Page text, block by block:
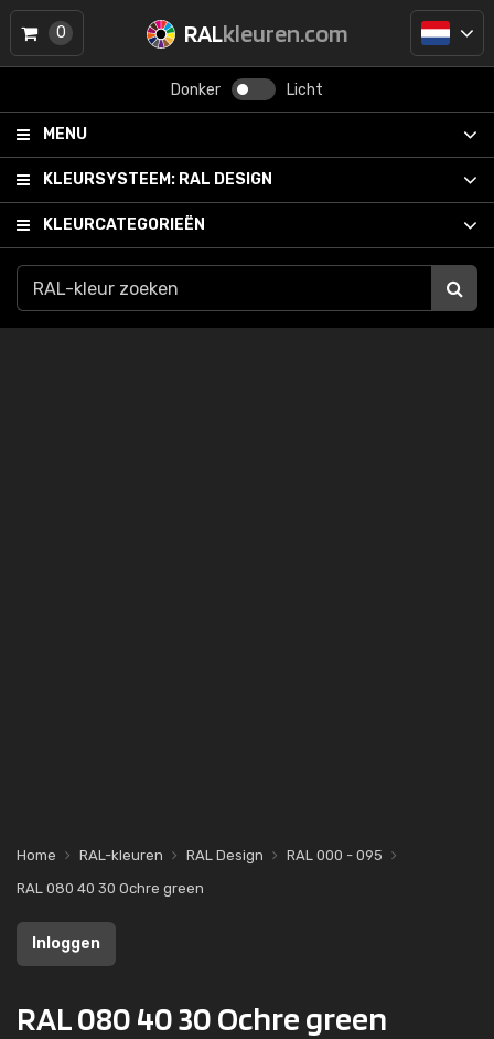
RALkleuren.com
Donker Licht
MENU
KLEURSYSTEEM: RAL DESIGN
KLEURCATEGORIEËN
0
Home RAL-kleuren RAL Design
RAL 000 - 095
RAL 080 40 30 Ochre green
Inloggen
RAL 080 40 30 Ochre green